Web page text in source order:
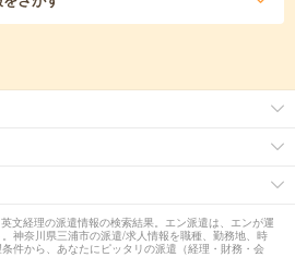
文経理の派遣情報の検索結果。エン派遣は、エンが運
神奈川県三浦市の派遣/求人情報を職種、勤務地、時
件から、あなたにピッタリの派遣（経理・財務・会